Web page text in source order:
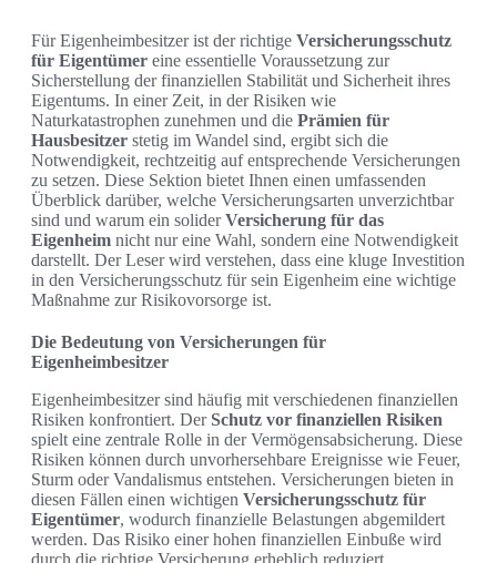
Für Eigenheimbesitzer ist der richtige Versicherungsschutz
für Eigentümer eine essentielle Voraussetzung zur
Sicherstellung der finanziellen Stabilität und Sicherheit ihres
Eigentums. In einer Zeit, in der Risiken wie
Naturkatastrophen zunehmen und die Prämien für
Hausbesitzer stetig im Wandel sind, ergibt sich die
Notwendigkeit, rechtzeitig auf entsprechende Versicherungen
zu setzen. Diese Sektion bietet Ihnen einen umfassenden
Überblick darüber, welche Versicherungsarten unverzichtbar
sind und warum ein soliderVersicherung für das
Eigenheim nicht nur eine Wahl, sondern eine Notwendigkeit
darstellt. Der Leser wird verstehen, dass eine kluge Investition
in den Versicherungsschutz für sein Eigenheim eine wichtige
Maßnahme zur Risikovorsorge ist.
Die Bedeutung von Versicherungen für
Eigenheimbesitzer
Eigenheimbesitzer sind häufig mit verschiedenen finanziellen
Risiken konfrontiert. DerSchutz vor finanziellen Risiken
spielt eine zentrale Rolle in der Vermögensabsicherung. Diese
Risiken können durch unvorhersehbare Ereignisse wie Feuer,
Sturm oder Vandalismus entstehen. Versicherungen bieten in
diesen Fällen einen wichtigen Versicherungsschutz für
Eigentümer, wodurch finanzielle Belastungen abgemildert
werden. Das Risiko einer hohen finanziellen Einbuße wird